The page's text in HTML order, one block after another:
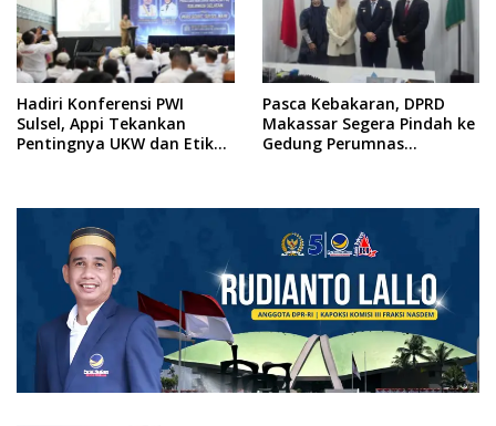
Hadiri Konferensi PWI
Sulsel, Appi Tekankan
Pentingnya UKW dan Etika
Pasca Kebakaran, DPRD
Makassar Segera Pindah ke
Gedung Perumnas